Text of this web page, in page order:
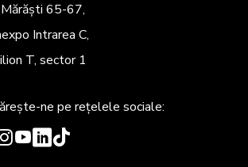
65-67,
Intrarea C,
T, sector 1
ne pe rețelele sociale: